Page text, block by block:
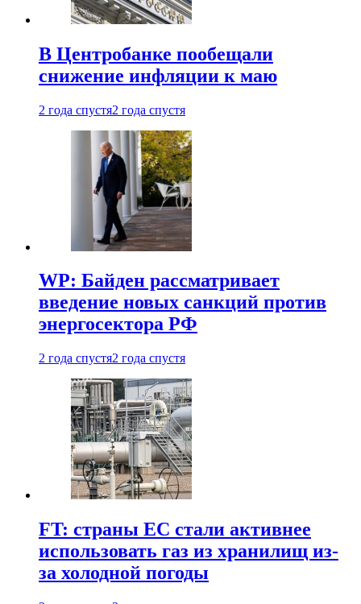
В Центробанке пообещали
снижение инфляции к маю
2 года спустя2 года спустя
WP: Байден рассматривает
введение новых санкций против
энергосектора РФ
2 года спустя2 года спустя
FT: страны ЕС стали активнее
использовать газ из хранилищ из-
за холодной погоды